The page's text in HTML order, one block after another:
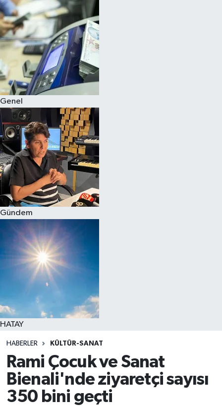
Genel
Gündem
HATAY
HABERLER KÜLTÜR-SANAT
Rami Çocuk ve Sanat
Bienali'nde ziyaretçi sayısı
350 bini geçti
Spor
Teknoloji
Yaşam